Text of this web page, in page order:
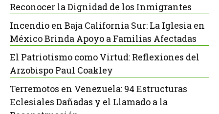
Reconocer la Dignidad de los Inmigrantes
Incendio en Baja California Sur: La Iglesia en
México Brinda Apoyo a Familias Afectadas
El Patriotismo como Virtud: Reflexiones del
Arzobispo Paul Coakley
Terremotos en Venezuela: 94 Estructuras
Eclesiales Dañadas y el Llamado a la